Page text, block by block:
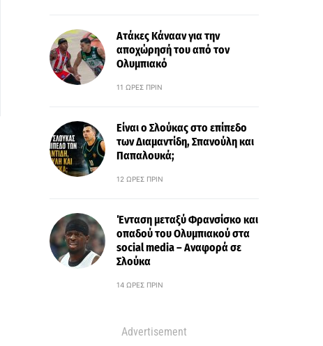
Ατάκες Κάνααν για την
αποχώρησή του από τον
Ολυμπιακό
11 ΏΡΕΣ ΠΡΙΝ
Είναι ο Σλούκας στο επίπεδο
των Διαμαντίδη, Σπανούλη και
Παπαλουκά;
12 ΏΡΕΣ ΠΡΙΝ
Ένταση μεταξύ Φρανσίσκο και
οπαδού του Ολυμπιακού στα
social media – Αναφορά σε
Σλούκα
14 ΏΡΕΣ ΠΡΙΝ
Advertisement